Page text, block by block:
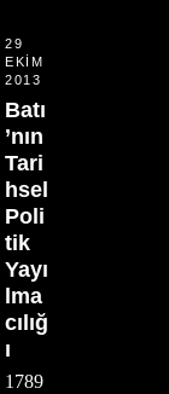
29
EKIM
2013
Batı
’nın
Tari
hsel
Poli
tik
Yayı
lma
cılığ
ı
1789